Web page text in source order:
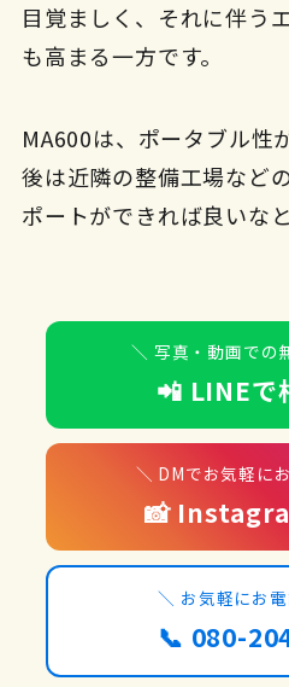
目覚ましく、それに伴う
も高まる一方です。
MA600は、ポータブル性
後は近隣の整備工場など
ポートができれば良いな
＼ 写真・動画での
📲 LINEで
＼ DMでお気軽に
📸
＼ お気軽にお
📞 080-